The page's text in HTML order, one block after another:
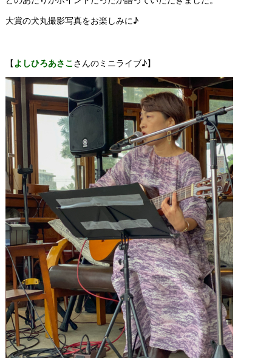
大賞の犬丸撮影写真をお楽しみに♪
【 よしひろあさこ さんのミニライブ♪】